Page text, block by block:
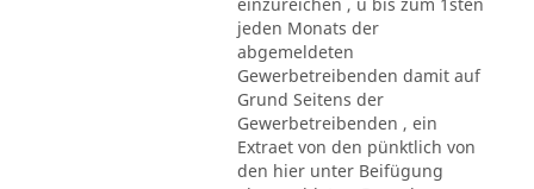
jeden Monats der
abgemeldeten
Gewerbetreibenden damit auf
Grund Seitens der
Gewerbetreibenden , ein
Extraet von den pünktlich von
den hier unter Beifügung